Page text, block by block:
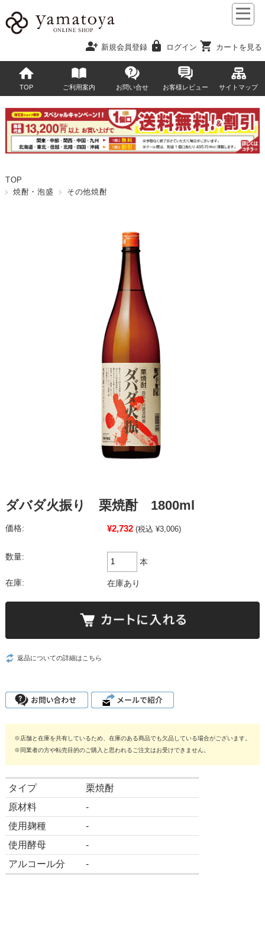
person_add 新規会員登録 lock ログイン shopping_cart カートを見る
TOP ご利用案内 お問い合せ お客様レビュー サイトマップ
TOP
焼酎・泡盛
その他焼酎
ダバダ火振り 栗焼酎 1800ml
価格: ¥2,732 (税込 ¥3,006)
数量:
本
在庫: 在庫あり
返品についての詳細はこちら
※店舗と在庫を共有しているため、在庫のある商品でも欠品している場合がございます。
※同業者の方や転売目的のご購入と思われるご注文はお受けできません。
タイプ
栗焼酎
原材料
-
使用麹種
-
使用酵母
-
アルコール分
-